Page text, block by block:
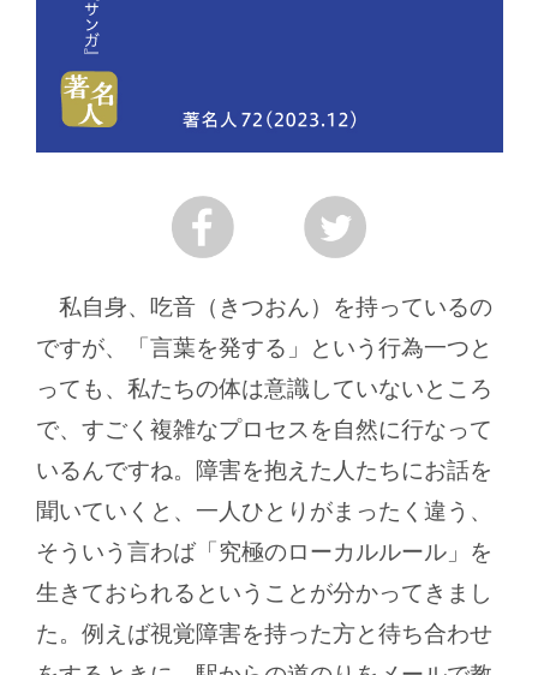
私自身、吃音（きつおん）を持っているの
ですが、「言葉を発する」という行為一つと
っても、私たちの体は意識していないところ
で、すごく複雑なプロセスを自然に行なって
いるんですね。障害を抱えた人たちにお話を
聞いていくと、一人ひとりがまったく違う、
そういう言わば「究極のローカルルール」を
生きておられるということが分かってきまし
た。例えば視覚障害を持った方と待ち合わせ